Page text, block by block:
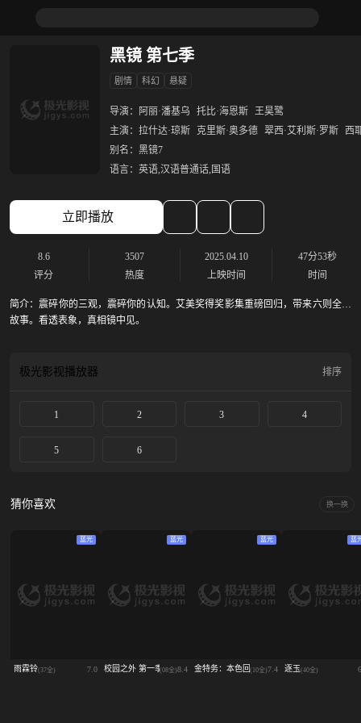
黑镜 第七季
剧情 科幻 悬疑
导演： 阿丽·潘基乌 托比·海恩斯 王昊鹭
主演： 拉什达·琼斯 克里斯·奥多德 翠西·艾利斯·罗斯
西
别名： 黑镜7
语言： 英语,汉语普通话,国语
立即播放
8.6
评分
3507
热度
2025.04.10
上映时间
47分53秒
时间
简介： 震碎你的三观，震碎你的认知。艾美奖得奖影集重磅回归，带来六则全新
故事。看透表象，真相镜中见。
极光影视播放器 排序
1 2 3 4
5 6
猜你喜欢 换一换
蓝光
雨霖铃(37全) 7.0
蓝光
校园之外 第一季(08全)8.4
蓝光
金特务：本色回归(10全)7.4
蓝
逐玉(40全)